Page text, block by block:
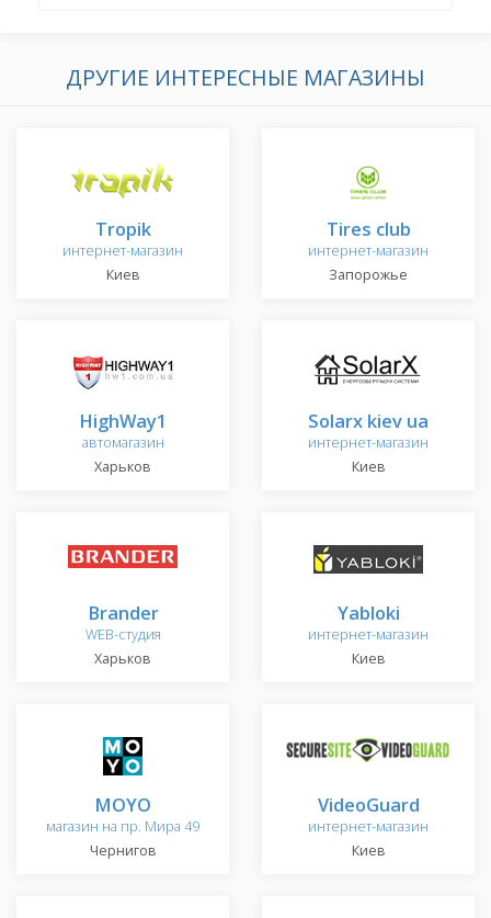
ДРУГИЕ ИНТЕРЕСНЫЕ МАГАЗИНЫ
Tropik
интернет-магазин
Киев
Tires club
интернет-магазин
Запорожье
HighWay1
автомагазин
Харьков
Solarx kiev ua
интернет-магазин
Киев
Brander
WEB-студия
Харьков
Yabloki
интернет-магазин
Киев
MOYO
магазин на пр. Мира 49
Чернигов
VideoGuard
интернет-магазин
Киев